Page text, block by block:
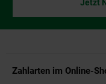
Jetzt
Zahlarten im Online-